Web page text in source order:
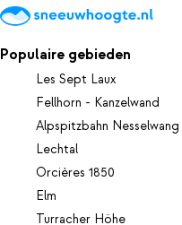
Populaire gebieden
Les Sept Laux
Fellhorn - Kanzelwand
Alpspitzbahn Nesselwang
Lechtal
Orcières 1850
Elm
Turracher Höhe